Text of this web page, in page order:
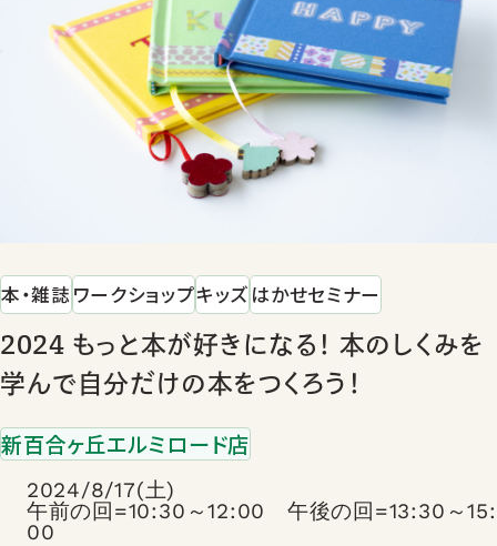
本・雑誌ワークショップキッズ はかせセミナー
2024 もっと本が好きになる！ 本のしくみを
学んで自分だけの本をつくろう！
新百合ヶ丘エルミロード店
2024/8/17(土)
午前の回=10:30～12:00 午後の回=13:30～15:
00